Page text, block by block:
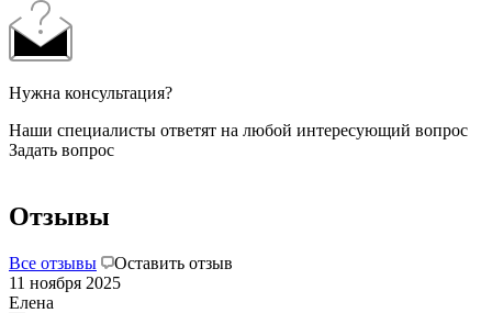
Нужна консультация?
Наши специалисты ответят на любой интересующий вопрос
Задать вопрос
Отзывы
Все отзывы
Оставить отзыв
11 ноября 2025
Елена